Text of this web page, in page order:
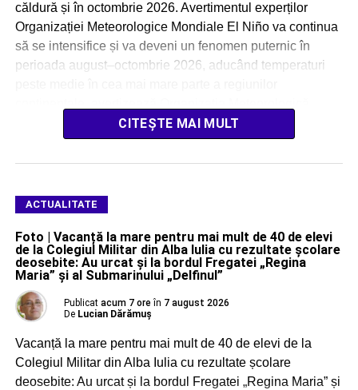
căldură și în octombrie 2026. Avertimentul experților
Organizației Meteorologice Mondiale El Niño va continua
să se intensifice și va deveni un fenomen puternic în
perioada august–octombrie 2026, aducând temperaturi
Mondială (OMM). […]CITEȘTE MAI MULT
ACTUALITATE
Foto | Vacanță la mare pentru mai mult de 40 de elevi
de la Colegiul Militar din Alba Iulia cu rezultate școlare
deosebite: Au urcat și la bordul Fregatei „Regina
Maria” și al Submarinului „Delfinul”
Publicat acum 7 ore în 7 august 2026
De Lucian Dărămuș
Vacanță la mare pentru mai mult de 40 de elevi de la
Colegiul Militar din Alba Iulia cu rezultate școlare
deosebite: Au urcat și la bordul Fregatei „Regina Maria” și